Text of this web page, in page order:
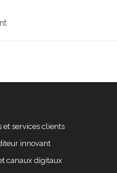
et services clients
innovant
canaux digitaux